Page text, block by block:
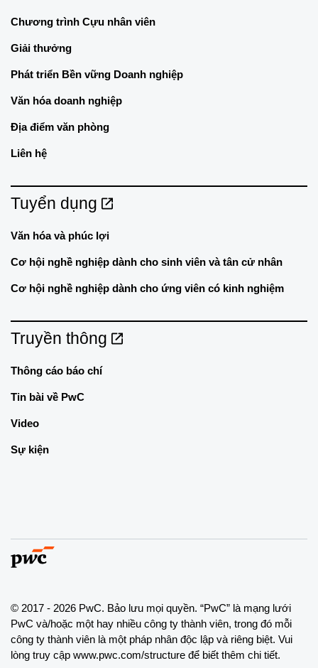
Chương trình Cựu nhân viên
Giải thưởng
Phát triển Bền vững Doanh nghiệp
Văn hóa doanh nghiệp
Địa điểm văn phòng
Liên hệ
Tuyển dụng
Văn hóa và phúc lợi
Cơ hội nghề nghiệp dành cho sinh viên và tân cử nhân
Cơ hội nghề nghiệp dành cho ứng viên có kinh nghiệm
Truyền thông
Thông cáo báo chí
Tin bài về PwC
Video
Sự kiện
© 2017 - 2026 PwC. Bảo lưu mọi quyền. “PwC” là mạng lưới
PwC và/hoặc một hay nhiều công ty thành viên, trong đó mỗi
công ty thành viên là một pháp nhân độc lập và riêng biệt. Vui
lòng truy cập www.pwc.com/structure để biết thêm chi tiết.